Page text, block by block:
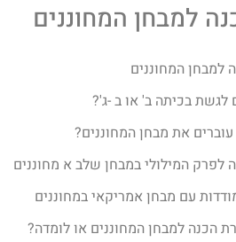
למבחן המחוננים
למבחן המחוננים
לגשת בכיתה ב' או ב -ג'?
עוברים את מבחן המחוננים?​
לפרק המילולי במבחן שלב א מחוננים
עם מבחן אמריקאי במחוננים
הכנה למבחן המחוננים או לומדה?